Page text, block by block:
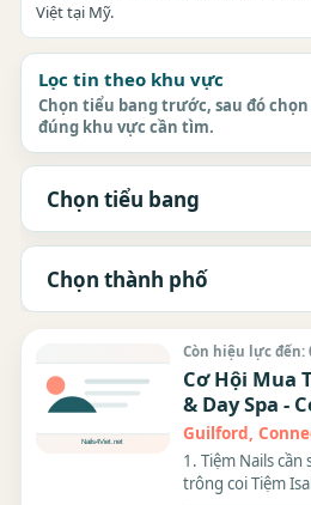
Việt tại Mỹ.
Lọc tin theo khu vực
Chọn tiểu bang trước, sau đó
đúng khu vực cần tìm.
Còn hiệu lực đến:
Cơ Hội Mua
& Day Spa -
Thành Công!
Guilford,
1. Tiệm Nails
trông coi Tiệm